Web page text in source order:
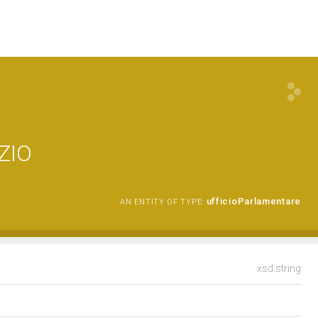
AN ENTITY OF TYPE: ufficioParlamentare
xsd:string